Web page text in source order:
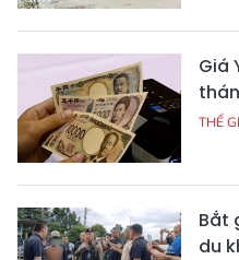
Giá
THẾ
Bắt
du